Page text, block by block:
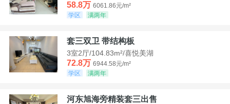
58.8万 6061.86元/m²
学区
满两年
套三双卫 带结构板
3室2厅/104.83m²/喜悦美湖
72.8万 6944.58元/m²
学区
满两年
河东旭海旁精装套三出售